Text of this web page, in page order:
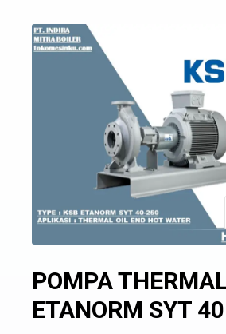
POMPA
ETANORM SYT